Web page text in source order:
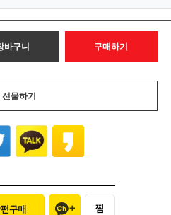
바구니 구매하기
선물하기